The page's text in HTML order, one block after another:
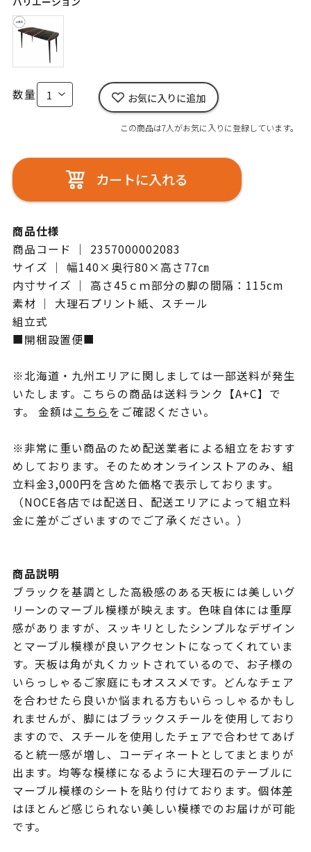
数量 お気に入りに追加
この商品は7人がお気に入りに登録しています。
カートに入れる
商品仕様
商品コード ｜ 2357000002083
サイズ ｜ 幅140×奥行80×高さ77㎝
内寸サイズ ｜ 高さ45ｃｍ部分の脚の間隔：115cm
素材 ｜ 大理石プリント紙、スチール
組立式
■開梱設置便■
※北海道・九州エリアに関しましては一部送料が発生
いたします。こちらの商品は送料ランク【A+C】で
す。 金額はこちらをご確認ください。
※非常に重い商品のため配送業者による組立をおすす
めしております。そのためオンラインストアのみ、組
立料金3,000円を含めた価格で表示しております。
（NOCE各店では配送日、配送エリアによって組立料
金に差がございますのでご了承ください。）
商品説明
ブラックを基調とした高級感のある天板には美しいグ
リーンのマーブル模様が映えます。色味自体には重厚
感がありますが、スッキリとしたシンプルなデザイン
とマーブル模様が良いアクセントになってくれていま
す。天板は角が丸くカットされているので、お子様の
いらっしゃるご家庭にもオススメです。どんなチェア
を合わせたら良いか悩まれる方もいらっしゃるかもし
れませんが、脚にはブラックスチールを使用しており
ますので、スチールを使用したチェアで合わせてあげ
ると統一感が増し、コーディネートとしてまとまりが
出ます。均等な模様になるように大理石のテーブルに
マーブル模様のシートを貼り付けております。個体差
はほとんど感じられない美しい模様でのお届けが可能
です。